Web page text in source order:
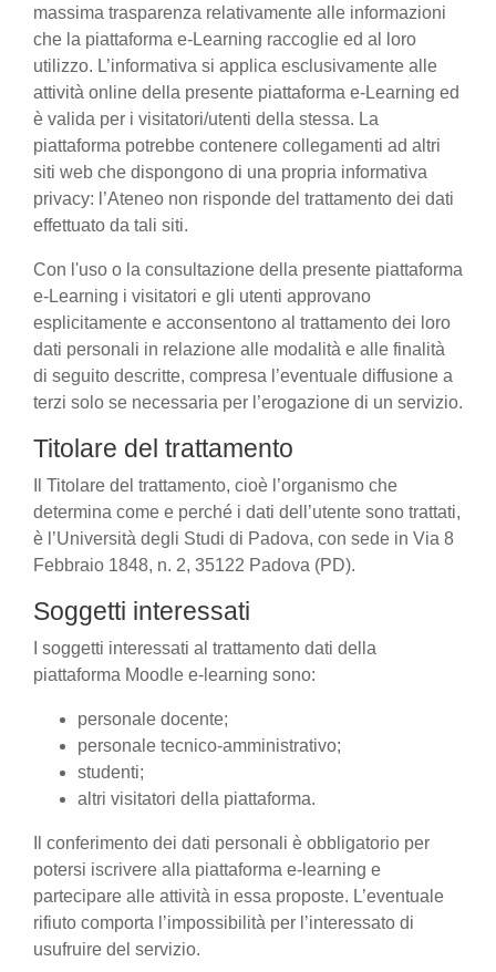
massima trasparenza relativamente alle informazioni
che la piattaforma e-Learning raccoglie ed al loro
utilizzo. L’informativa si applica esclusivamente alle
attività online della presente piattaforma e-Learning ed
è valida per i visitatori/utenti della stessa. La
piattaforma potrebbe contenere collegamenti ad altri
siti web che dispongono di una propria informativa
privacy: l’Ateneo non risponde del trattamento dei dati
effettuato da tali siti.
Con l'uso o la consultazione della presente piattaforma
e-Learning i visitatori e gli utenti approvano
esplicitamente e acconsentono al trattamento dei loro
dati personali in relazione alle modalità e alle finalità
di seguito descritte, compresa l’eventuale diffusione a
terzi solo se necessaria per l’erogazione di un servizio.
Titolare del trattamento
Il Titolare del trattamento, cioè l’organismo che
determina come e perché i dati dell’utente sono trattati,
è l’Università degli Studi di Padova, con sede in Via 8
Febbraio 1848, n. 2, 35122 Padova (PD).
Soggetti interessati
I soggetti interessati al trattamento dati della
piattaforma Moodle e-learning sono:
personale docente;
personale tecnico-amministrativo;
studenti;
altri visitatori della piattaforma.
Il conferimento dei dati personali è obbligatorio per
potersi iscrivere alla piattaforma e-learning e
partecipare alle attività in essa proposte. L’eventuale
rifiuto comporta l’impossibilità per l’interessato di
usufruire del servizio.